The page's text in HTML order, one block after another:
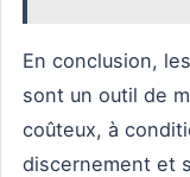
En conclusion,
sont un outil de
coûteux, à
discernement et